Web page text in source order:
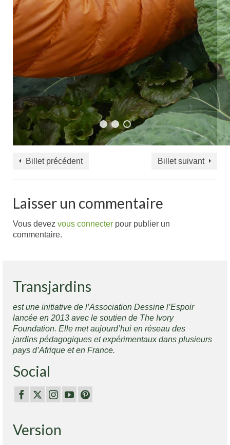
Billet précédent Billet suivant
Laisser un commentaire
Vous devez vous connecter pour publier un
commentaire.
Transjardins
est une initiative de l’Association Dessine l’Espoir
lancée en 2013 avec le soutien de The Ivory
Foundation. Elle met aujourd’hui en réseau des
jardins pédagogiques et expérimentaux dans plusieurs
pays d’Afrique et en France.
Social
Version